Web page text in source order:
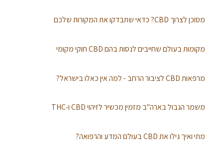
מסוכן לצרוך CBD? כדאי שתבדקו את המקורות שלכם
מקומות בעולם שחייבים לנסות בהם CBD חוקי מקומי
מרפאות CBD לציבור הרחב - למה אין כאלו בישראל?
משמר הגבול בארה"ב מזמין מכשיר לזיהוי CBD ו-THC
מתי ואיך גילו את CBD בעולם המדע והרפואה?